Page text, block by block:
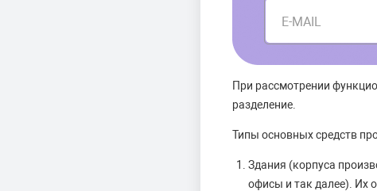
E-MAIL
При рассмотрении
разделение.
Типы основных средств
Здания (корпуса
офисы и так далее). Их